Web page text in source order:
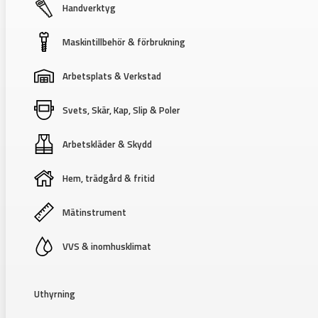
Handverktyg
Maskintillbehör & förbrukning
Arbetsplats & Verkstad
Svets, Skär, Kap, Slip & Poler
Arbetskläder & Skydd
Hem, trädgård & fritid
Mätinstrument
VVS & inomhusklimat
Uthyrning